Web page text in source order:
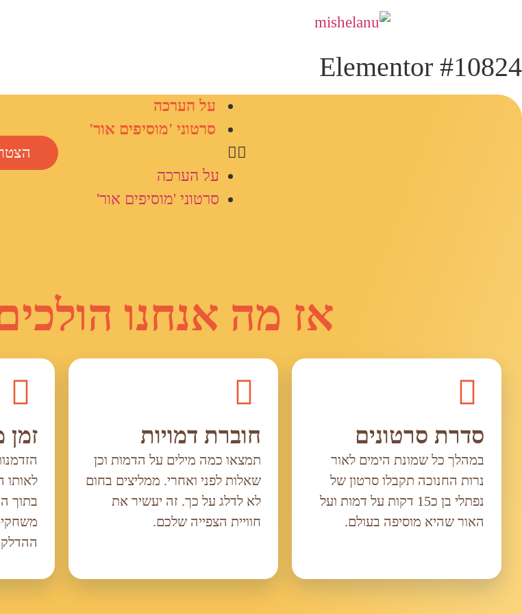
Elementor #10824
על הערכה
סרטוני 'מוסיפים אור'
על הערכה
סרטוני 'מוסיפים אור'
אז מה אנחנו
סדרת סרטונים
במהלך כל שמונת הימים לאור
נרות החנוכה תקבלו סרטון של
נפתלי בן כ15 דקות על דמות ועל
האור שהיא מוסיפה בעולם.
חוברת דמויות
תמצאו כמה מילים על הדמות וכן
שאלות לפני ואחרי. ממליצים בחום
לא לדלג על כך. זה יעשיר את
חוויית הצפייה שלכם.
לאותו
בתוך